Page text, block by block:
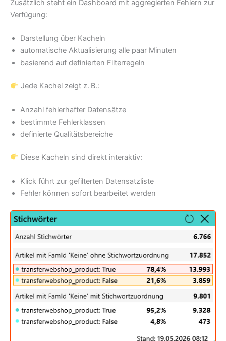
Zusätzlich steht ein Dashboard mit aggregierten Fehlern zur
Verfügung:
Darstellung über Kacheln
automatische Aktualisierung alle paar Minuten
basierend auf definierten Filterregeln
Jede Kachel zeigt z. B.:
Anzahl fehlerhafter Datensätze
bestimmte Fehlerklassen
definierte Qualitätsbereiche
Diese Kacheln sind direkt interaktiv:
Klick führt zur gefilterten Datensatzliste
Fehler können sofort bearbeitet werden